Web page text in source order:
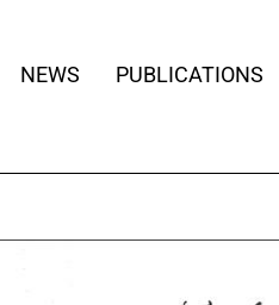
NEWS PUBLICATIONS